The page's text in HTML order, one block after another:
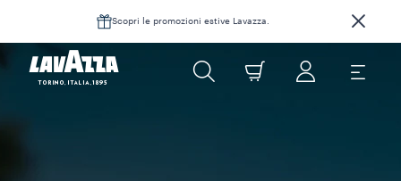
Scopri le promozioni estive Lavazza.